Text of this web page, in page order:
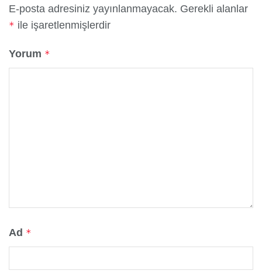
E-posta adresiniz yayınlanmayacak. Gerekli alanlar
* ile işaretlenmişlerdir
Yorum *
Ad *